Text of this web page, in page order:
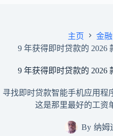
主页
金
9 年获得即时贷款的 2026
9 年获得即时贷款的 2026
寻找即时贷款智能手机应用程
这是那里最好的工资
By 纳姆